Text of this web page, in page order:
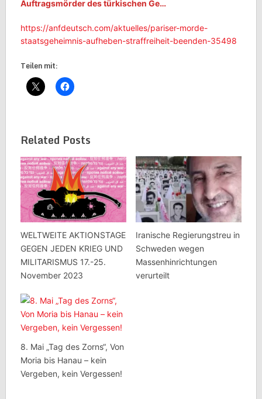
Auftragsmörder des türkischen Ge…
https://anfdeutsch.com/aktuelles/pariser-morde-
staatsgeheimnis-aufheben-straffreiheit-beenden-35498
Teilen mit:
Related Posts
WELTWEITE AKTIONSTAGE
GEGEN JEDEN KRIEG UND
MILITARISMUS 17.-25.
November 2023
Iranische Regierungstreu in
Schweden wegen
Massenhinrichtungen
verurteilt
8. Mai „Tag des Zorns“, Von
Moria bis Hanau – kein
Vergeben, kein Vergessen!